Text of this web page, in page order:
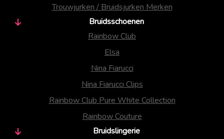
Trouwjurken / Bruidsjurken Merken
Bruidsschoenen
Rainbow Club
Elsa
Nina Fiarucci
Nina Fiarucci Clips
Rainbow Club Pure White Collection
Rainbow Couture
Bruidslingerie